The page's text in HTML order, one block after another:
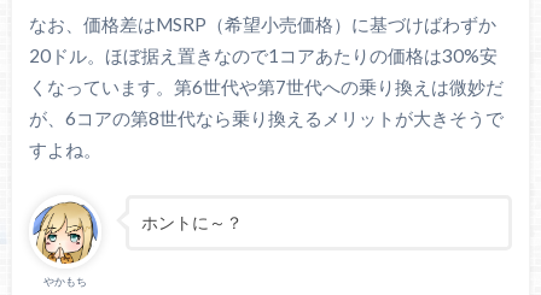
なお、価格差はMSRP（希望小売価格）に基づけばわずか
20ドル。ほぼ据え置きなので1コアあたりの価格は30%安
くなっています。第6世代や第7世代への乗り換えは微妙だ
が、6コアの第8世代なら乗り換えるメリットが大きそうで
すよね。
やかもち
ホントに～？